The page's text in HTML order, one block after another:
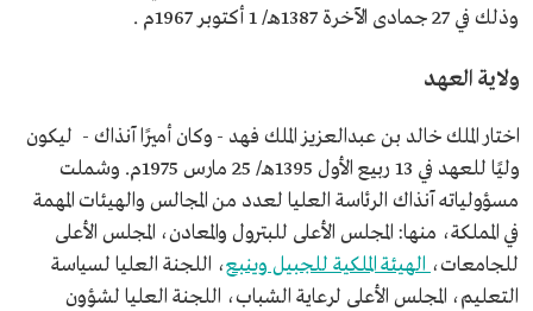
وذلك في 27 جمادى الآخرة 1387هـ/ 1 أكتوبر 1967م .
ولاية العهد
اختار الملك خالد بن عبدالعزيز الملك فهد - وكان أميرًا آنذاك - ليكون
وليًا للعهد في 13 ربيع الأول 1395هـ/ 25 مارس 1975م. وشملت
مسؤولياته آنذاك الرئاسة العليا لعدد من المجالس والهيئات المهمة
في المملكة، منها: المجلس الأعلى للبترول والمعادن، المجلس الأعلى
للجامعات، الهيئة الملكية للجبيل وينبع، اللجنة العليا لسياسة
التعليم، المجلس الأعلى لرعاية الشباب، اللجنة العليا لشؤون